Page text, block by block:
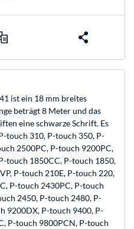
ist ein 18 mm breites
beträgt 8 Meter und das
eine schwarze Schrift. Es
touch 310, P-touch 350, P-
2500PC, P-touch 9200PC,
touch 1850CC, P-touch 1850,
P-touch 210E, P-touch 220,
P-touch 2430PC, P-touch
2450, P-touch 2480, P-
9200DX, P-touch 9400, P-
P-touch 9800PCN, P-touch